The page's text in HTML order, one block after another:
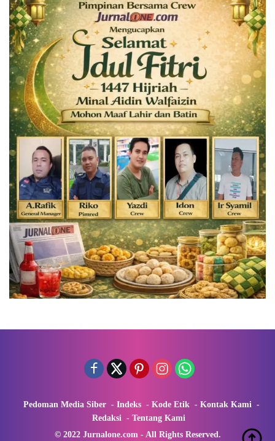
Pedoman Media Siber Indeks Kode Etik
Kontak Kami
Redaksi
Tentang Kami
© 2022 Jurnalone.com - All Rights Reserved.